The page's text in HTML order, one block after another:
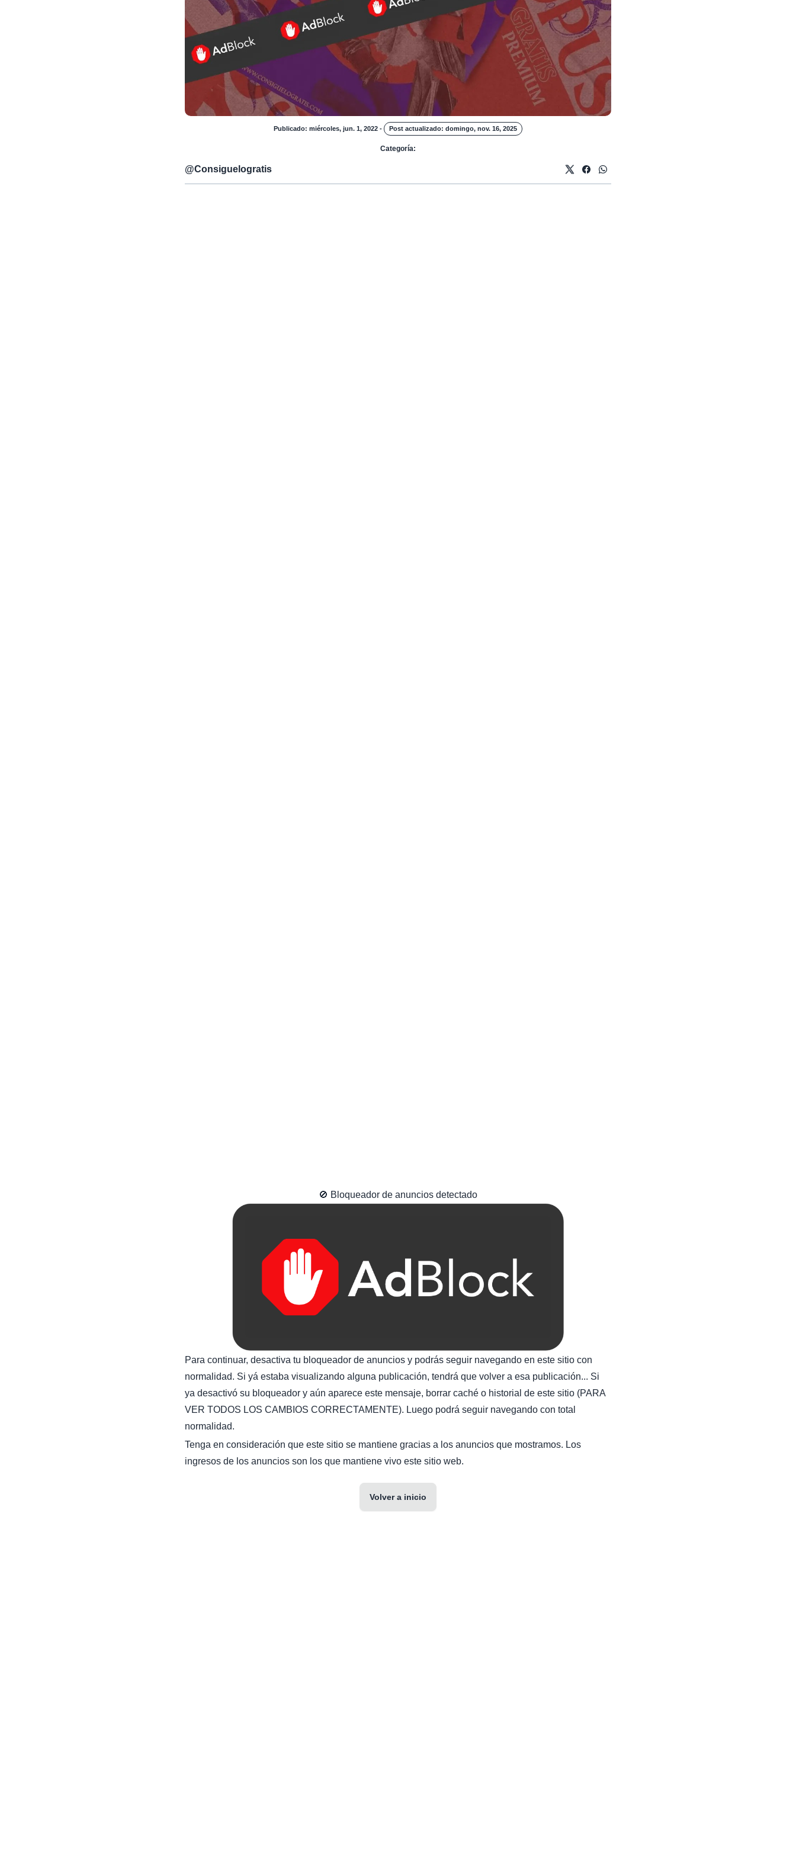
Publicado: miércoles, jun. 1, 2022 - Post actualizado: domingo, nov. 16, 2025
Categoría:
@Consiguelogratis
🚫 Bloqueador de anuncios detectado
Para continuar, desactiva tu bloqueador de anuncios y podrás seguir navegando en este sitio con
normalidad. Si yá estaba visualizando alguna publicación, tendrá que volver a esa publicación... Si
ya desactivó su bloqueador y aún aparece este mensaje, borrar caché o historial de este sitio (PARA
VER TODOS LOS CAMBIOS CORRECTAMENTE). Luego podrá seguir navegando con total
normalidad.
Tenga en consideración que este sitio se mantiene gracias a los anuncios que mostramos. Los
ingresos de los anuncios son los que mantiene vivo este sitio web.
Volver a inicio